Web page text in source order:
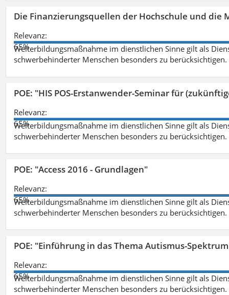
Die Finanzierungsquellen der Hochschule und die
Relevanz:
65%
Weiterbildungsmaßnahme im dienstlichen Sinne gilt als
schwerbehinderter Menschen besonders zu berücksichtigen.
POE: "HIS POS-Erstanwender-Seminar für
Relevanz:
65%
Weiterbildungsmaßnahme im dienstlichen Sinne gilt als
schwerbehinderter Menschen besonders zu berücksichtigen.
POE: "Access 2016 - Grundlagen"
Relevanz:
65%
Weiterbildungsmaßnahme im dienstlichen Sinne gilt als
schwerbehinderter Menschen besonders zu berücksichtigen.
POE: "Einführung in das Thema Autismus-
Relevanz:
65%
Weiterbildungsmaßnahme im dienstlichen Sinne gilt als
schwerbehinderter Menschen besonders zu berücksichtigen.